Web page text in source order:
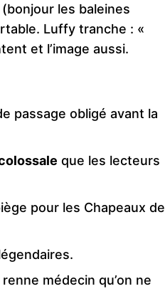
les baleines
Luffy tranche : «
et l’image aussi.
passage obligé avant la
que les lecteurs
pour les Chapeaux de
médecin qu’on ne